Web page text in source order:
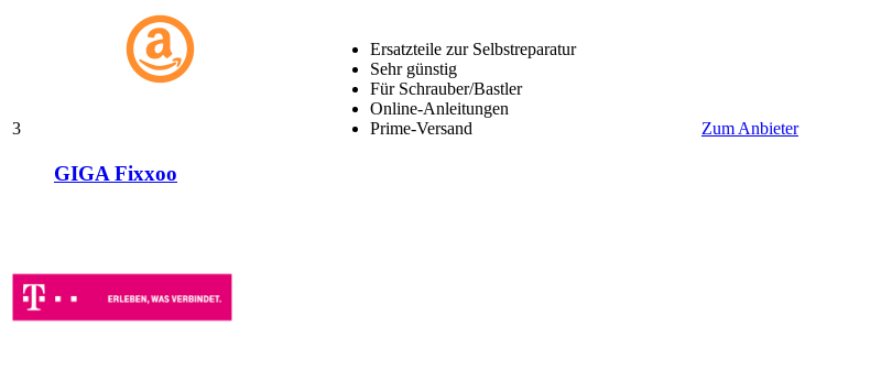
3
GIGA Fixxoo
Ersatzteile zur Selbstreparatur
Sehr günstig
Für Schrauber/Bastler
Online-Anleitungen
Prime-Versand
Zum Anbieter